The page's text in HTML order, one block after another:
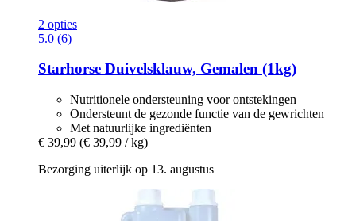
2 opties
5.0 (6)
Starhorse Duivelsklauw, Gemalen (1kg)
Nutritionele ondersteuning voor ontstekingen
Ondersteunt de gezonde functie van de gewrichten
Met natuurlijke ingrediënten
€ 39,99 (€ 39,99 / kg)
Bezorging uiterlijk op 13. augustus